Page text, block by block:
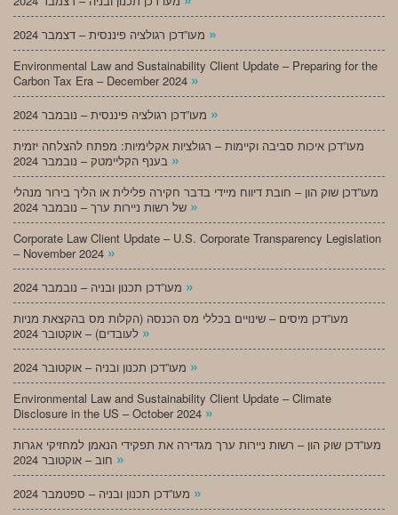
»
Environmental Law and Sustainability Client Update – Preparing for the
Carbon Tax Era – December 2024 »
»
מעו”דכן איכות סביבה וקיימות – רגולציות אקלימיות: מפתח להצלחה יזמית
»
מעו”דכן שוק הון – חובת דיווח מיידי בדבר חקירה פלילית או הליך בירור מנהלי
»
Corporate Law Client Update – U.S. Corporate Transparency Legislation
– November 2024 »
»
מעו”דכן מיסים – שינויים בכללי מס הכנסה (הקלות מס בהקצאת מניות
»
»
Environmental Law and Sustainability Client Update – Climate
Disclosure in the US – October 2024 »
מעו”דכן שוק הון – רשות ניירות ערך מגדירה את תפקידי הנאמן למחזיקי אגרות
»
»